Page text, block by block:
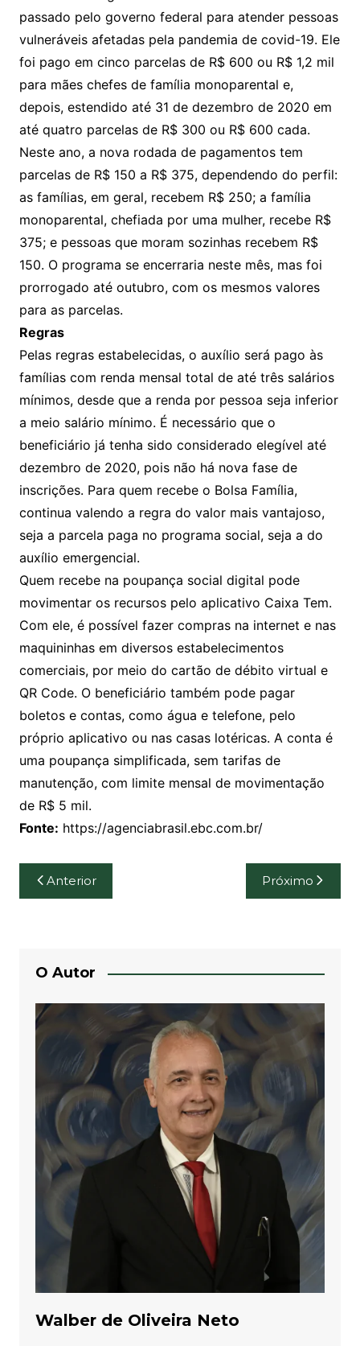
passado pelo governo federal para atender pessoas
vulneráveis afetadas pela pandemia de covid-19. Ele
foi pago em cinco parcelas de R$ 600 ou R$ 1,2 mil
para mães chefes de família monoparental e,
depois, estendido até 31 de dezembro de 2020 em
até quatro parcelas de R$ 300 ou R$ 600 cada.
Neste ano, a nova rodada de pagamentos tem
parcelas de R$ 150 a R$ 375, dependendo do perfil:
as famílias, em geral, recebem R$ 250; a família
monoparental, chefiada por uma mulher, recebe R$
375; e pessoas que moram sozinhas recebem R$
150. O programa se encerraria neste mês, mas foi
prorrogado até outubro, com os mesmos valores
para as parcelas.
Regras
Pelas regras estabelecidas, o auxílio será pago às
famílias com renda mensal total de até três salários
mínimos, desde que a renda por pessoa seja inferior
a meio salário mínimo. É necessário que o
beneficiário já tenha sido considerado elegível até
dezembro de 2020, pois não há nova fase de
inscrições. Para quem recebe o Bolsa Família,
continua valendo a regra do valor mais vantajoso,
seja a parcela paga no programa social, seja a do
auxílio emergencial.
Quem recebe na poupança social digital pode
movimentar os recursos pelo aplicativo Caixa Tem.
Com ele, é possível fazer compras na internet e nas
maquininhas em diversos estabelecimentos
comerciais, por meio do cartão de débito virtual e
QR Code. O beneficiário também pode pagar
boletos e contas, como água e telefone, pelo
próprio aplicativo ou nas casas lotéricas. A conta é
uma poupança simplificada, sem tarifas de
manutenção, com limite mensal de movimentação
de R$ 5 mil.
Fonte: https://agenciabrasil.ebc.com.br/
Navegação
de
Anterior Próximo
O Autor
Walber de Oliveira Neto